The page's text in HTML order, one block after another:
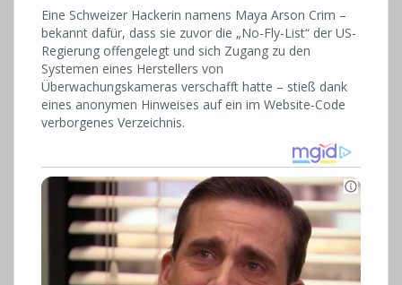
Eine Schweizer Hackerin namens Maya Arson Crim –
bekannt dafür, dass sie zuvor die „No-Fly-List“ der US-
Regierung offengelegt und sich Zugang zu den
Systemen eines Herstellers von
Überwachungskameras verschafft hatte – stieß dank
eines anonymen Hinweises auf ein im Website-Code
verborgenes Verzeichnis.